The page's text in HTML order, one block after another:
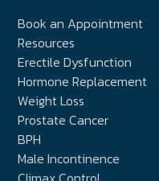
Book an Appointment
Resources
Erectile Dysfunction
Hormone Replacement
Weight Loss
Prostate Cancer
BPH
Male Incontinence